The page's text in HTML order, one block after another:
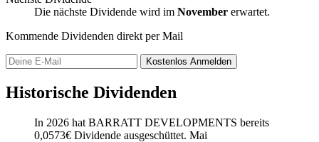
Die nächste Dividende wird im November erwartet.
Kommende Dividenden direkt per Mail
Kostenlos Anmelden
Historische Dividenden
In 2026 hat BARRATT DEVELOPMENTS bereits
0,0573€ Dividende ausgeschüttet. Mai